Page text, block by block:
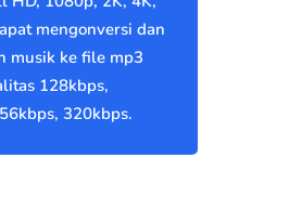
mengonversi dan
musik ke file mp3
128kbps,
320kbps.